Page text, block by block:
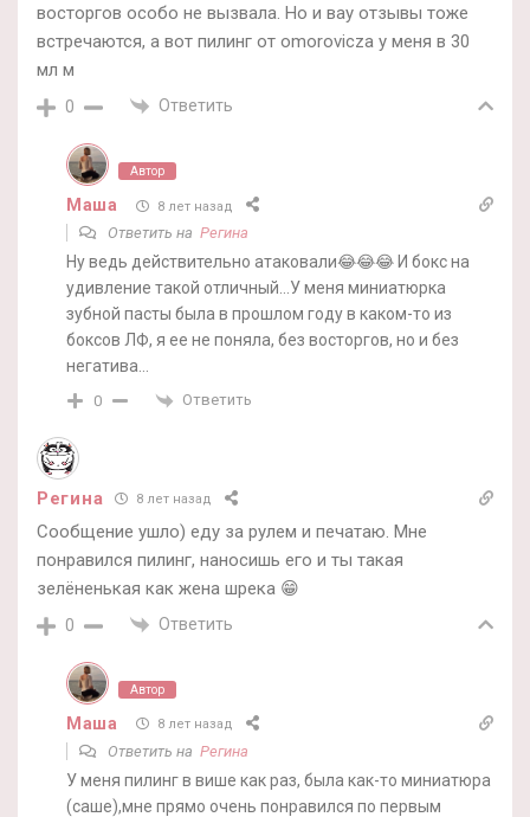
восторгов особо не вызвала. Но и вау отзывы тоже
встречаются, а вот пилинг от omorovicza у меня в 30
мл м
0 Ответить
Автор
Маша 8 лет назад
Ответить на Регина
Ну ведь действительно атаковали😂😂😂 И бокс на
удивление такой отличный…У меня миниатюрка
зубной пасты была в прошлом году в каком-то из
боксов ЛФ, я ее не поняла, без восторгов, но и без
негатива…
0 Ответить
Регина 8 лет назад
Сообщение ушло) еду за рулем и печатаю. Мне
понравился пилинг, наносишь его и ты такая
зелёненькая как жена шрека 😁
0 Ответить
Автор
Маша 8 лет назад
Ответить на Регина
У меня пилинг в више как раз, была как-то миниатюра
(саше),мне прямо очень понравился по первым